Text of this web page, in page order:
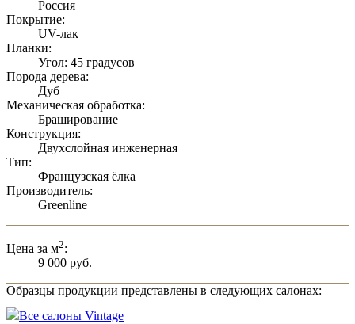
Россия
Покрытие:
UV-лак
Планки:
Угол: 45 градусов
Порода дерева:
Дуб
Механическая обработка:
Браширование
Конструкция:
Двухслойная инженерная
Тип:
Французская ёлка
Производитель:
Greenline
Цена за м2:
9 000 руб.
Образцы продукции представлены в следующих салонах:
Все салоны Vintage